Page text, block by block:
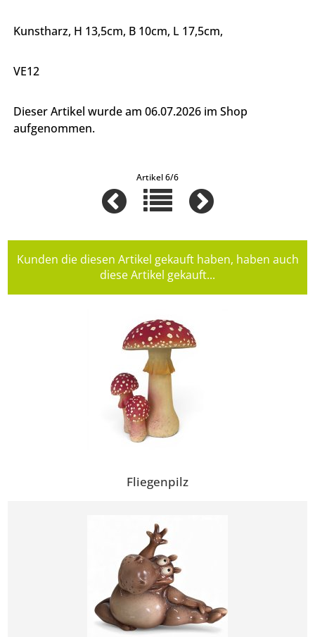
Kunstharz, H 13,5cm, B 10cm, L 17,5cm,
VE12
Dieser Artikel wurde am 06.07.2026 im Shop
aufgenommen.
Artikel 6/6
Kunden die diesen Artikel gekauft haben, haben auch
diese Artikel gekauft...
Fliegenpilz